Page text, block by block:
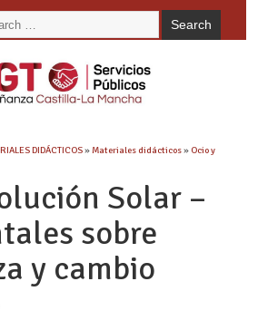
DIDÁCTICOS»Materiales didácticos» Ocio y
Solar –
sobre
y cambio